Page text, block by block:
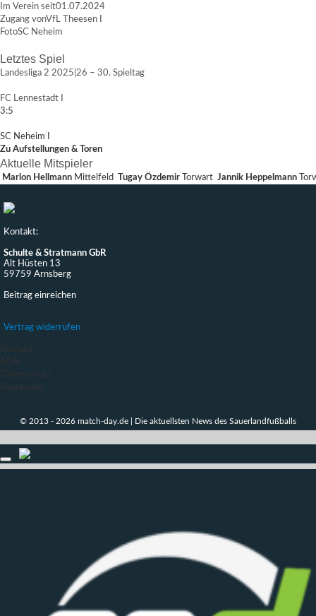
Im Verein seit01.07.2024
Zugang vonVfL Theesen I
FotoSC Neheim
Letztes Spiel
Landesliga 2 2025|26 – 30. Spieltag
FC Lennestadt I
3:5
SC Neheim I
Zu Aufstellungen & Toren
Aktuelle Mitspieler
Marlon Hellmann Mittelfeld Tugay Özdemir Torwart Jannik Heppelmann
Kontakt:
Schulte & Stratmann GbR
Alt Hüsten 13
59759 Arnsberg
Beitrag einreichen
Vertrag widerrufen
Kontakt
AGN
Datenschutz
Impressum
© 2013 - 2026 match-day.de | Die aktuellsten News des Sauerlandfußballs